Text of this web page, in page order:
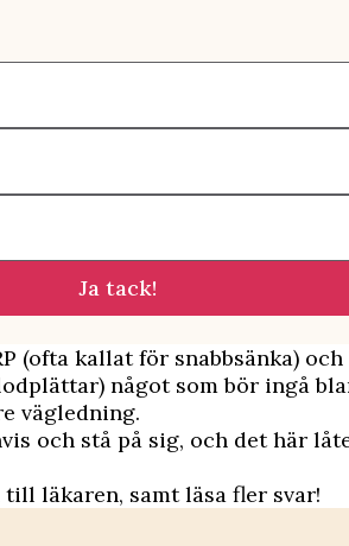
Ja tack!
(ofta kallat för snabbsänka)
något som bör ingå
vägledning.
och stå på sig, och det här
läkaren, samt läsa fler svar!